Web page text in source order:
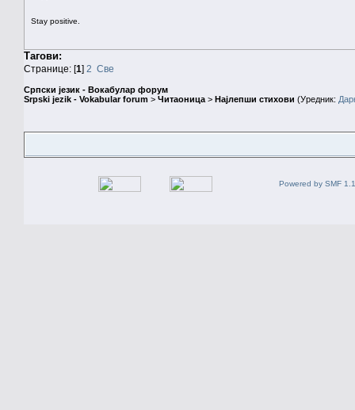
Stay positive.
Тагови:
Странице: [1] 2 Све
Српски језик - Вокабулар форум
Srpski jezik - Vokabular forum > Читаоница > Најлепши стихови (Уредник:
Powered by SMF